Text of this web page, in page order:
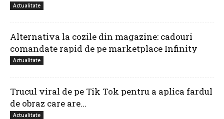
Actualitate
Alternativa la cozile din magazine: cadouri
comandate rapid de pe marketplace Infinity
Actualitate
Trucul viral de pe Tik Tok pentru a aplica fardul
de obraz care are...
Actualitate